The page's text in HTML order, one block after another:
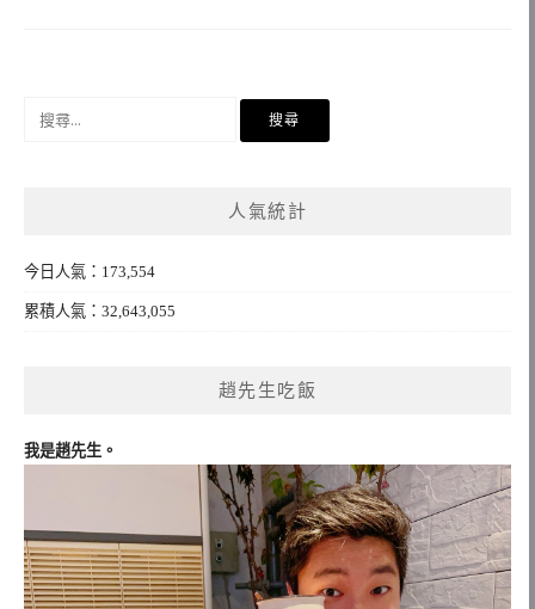
人氣統計
今日人氣：173,554
累積人氣：32,643,055
趙先生吃飯
我是趙先生。